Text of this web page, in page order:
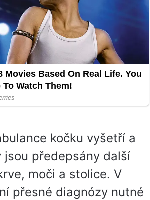
kočku vyšetří a
předepsány další
moči a stolice. V
přesné diagnózy nutné